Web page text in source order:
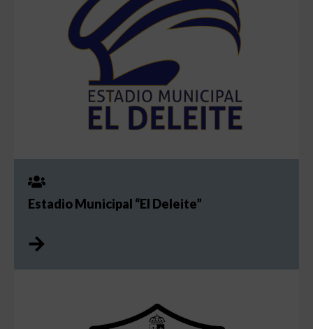
Estadio Municipal “El Deleite”